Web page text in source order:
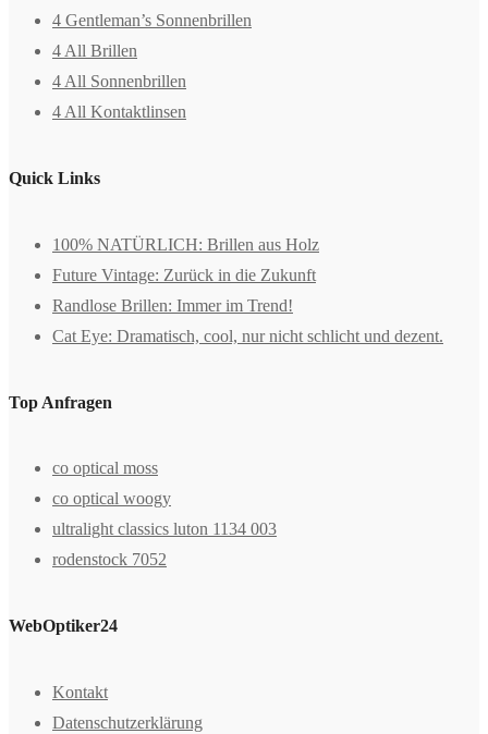
4 Gentleman’s Sonnenbrillen
4 All Brillen
4 All Sonnenbrillen
4 All Kontaktlinsen
Quick Links
100% NATÜRLICH: Brillen aus Holz
Future Vintage: Zurück in die Zukunft
Randlose Brillen: Immer im Trend!
Cat Eye: Dramatisch, cool, nur nicht schlicht und dezent.
Top Anfragen
co optical moss
co optical woogy
ultralight classics luton 1134 003
rodenstock 7052
WebOptiker24
Kontakt
Datenschutzerklärung